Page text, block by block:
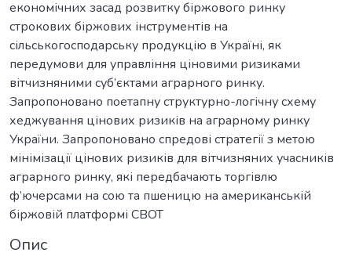
економічних засад розвитку біржового ринку
строкових біржових інструментів на
сільськогосподарську продукцію в Україні, як
передумови для управління ціновими ризиками
вітчизняними суб’єктами аграрного ринку.
Запропоновано поетапну структурно-логічну схему
хеджування цінових ризиків на аграрному ринку
України. Запропоновано спредові стратегії з метою
мінімізації цінових ризиків для вітчизняних учасників
аграрного ринку, які передбачають торгівлю
ф’ючерсами на сою та пшеницю на американській
біржовій платформі СВОТ
Опис